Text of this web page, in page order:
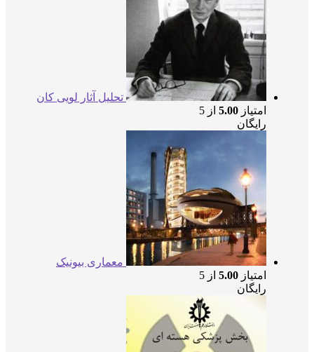
تحلیل آثار لویی کان
امتیاز 5.00 از 5
رایگان
معماری بیونیک
امتیاز 5.00 از 5
رایگان